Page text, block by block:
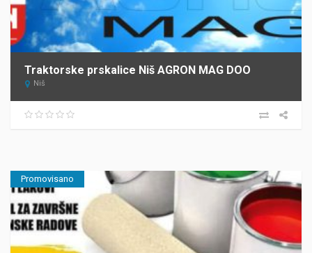
Traktorske prskalice Niš AGRON MAG DOO
Niš
Promovisano